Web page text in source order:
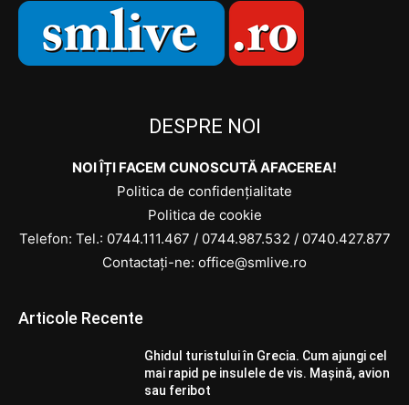
DESPRE NOI
NOI ÎȚI FACEM CUNOSCUTĂ AFACEREA!
Politica de confidențialitate
Politica de cookie
Telefon: Tel.: 0744.111.467 / 0744.987.532 / 0740.427.877
Contactați-ne: office@smlive.ro
Articole Recente
Ghidul turistului în Grecia. Cum ajungi cel
mai rapid pe insulele de vis. Mașină, avion
sau feribot